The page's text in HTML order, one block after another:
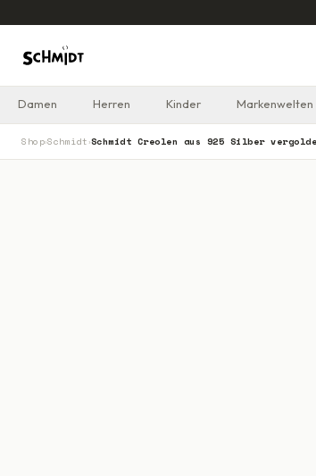
Damen Herren Kinder Markenwelten
Shop›Schmidt ›Schmidt Creolen aus 925 Silber